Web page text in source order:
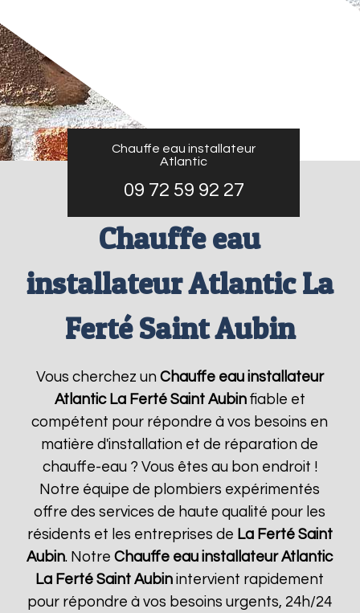
Chauffe eau installateur
Atlantic
09 72 59 92 27
Chauffe eau
installateur Atlantic La
Ferté Saint Aubin
Vous cherchez un Chauffe eau installateur
Atlantic La Ferté Saint Aubinfiable et
compétent pour répondre à vos besoins en
matière d'installation et de réparation de
chauffe-eau ? Vous êtes au bon endroit !
Notre équipe de plombiers expérimentés
offre des services de haute qualité pour les
résidents et les entreprises de La Ferté Saint
Aubin. NotreChauffe eau installateur Atlantic
La Ferté Saint Aubin intervient rapidement
pour répondre à vos besoins urgents, 24h/24